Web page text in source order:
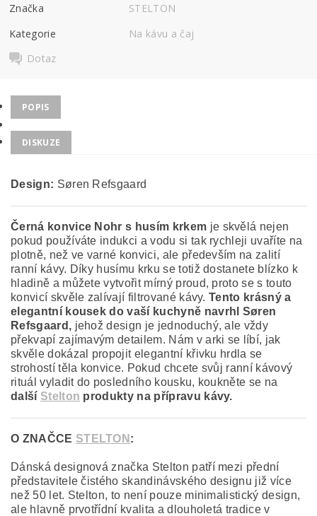
Značka
STELTON
Kategorie
Na kávu a čaj
Dotaz
POPIS
DISKUZE
Design: Søren Refsgaard
Černá konvice Nohr s husím krkem je skvělá nejen
pokud používáte indukci a vodu si tak rychleji uvaříte na
plotně, než ve varné konvici, ale především na zalití
ranní kávy. Díky husímu krku se totiž dostanete blízko k
hladině a můžete vytvořit mírný proud, proto se s touto
konvicí skvěle zalívají filtrované kávy.Tento krásný a
elegantní kousek do vaší kuchyně navrhl Søren
Refsgaard, jehož design je jednoduchý, ale vždy
překvapí zajímavým detailem. Nám v arki se líbí, jak
skvěle dokázal propojit elegantní křivku hrdla se
strohostí těla konvice. Pokud chcete svůj ranní kávový
rituál vyladit do posledního kousku, koukněte se na
další Stelton produkty na přípravu kávy.
O ZNAČCE STELTON :
Dánská designová značka Stelton patří mezi přední
představitele čistého skandinávského designu již více
než 50 let. Stelton, to není pouze minimalistický design,
ale hlavně prvotřídní kvalita a dlouholetá tradice v